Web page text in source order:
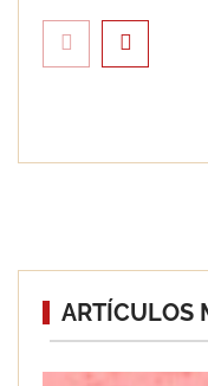
Guía sobre la
cómo evitar
propiedad
ARTÍCULOS